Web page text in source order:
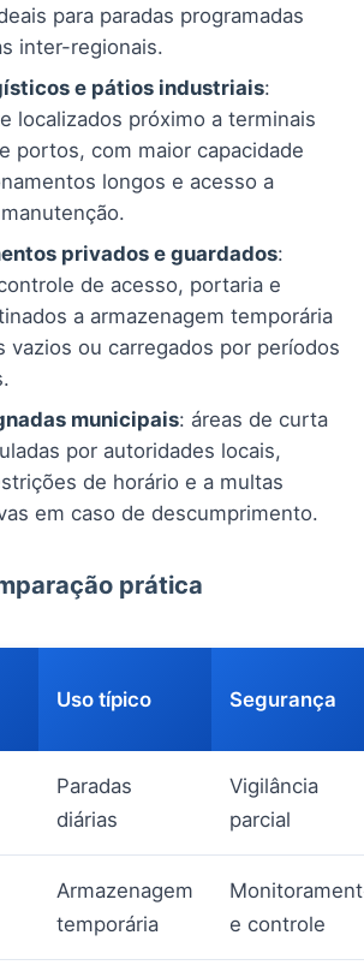
para paradas programadas
inter-regionais.
e pátios industriais:
localizados próximo a terminais
portos, com maior capacidade
longos e acesso a
privados e guardados:
de acesso, portaria e
a armazenagem temporária
vazios ou carregados por períodos
municipais: áreas de curta
por autoridades locais,
de horário e a multas
em caso de descumprimento.
prática
Uso típico Segurança
Paradas
diárias
Vigilância
parcial
Armazenagem
temporária
e controle